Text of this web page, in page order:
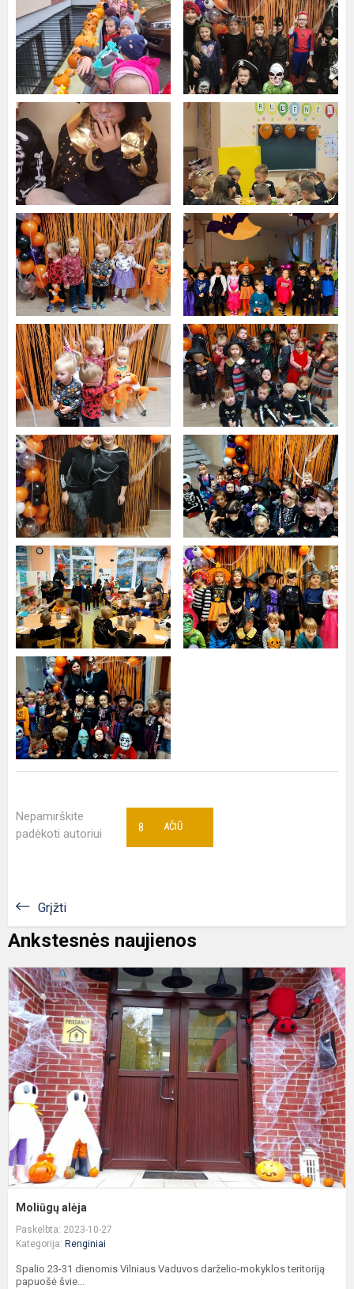
Nepamirškite
padėkoti autoriui
AČIŪ
8
Grįžti
Ankstesnės naujienos
Moliūgų alėja
Paskelbta: 2023-10-27
Kategorija: Renginiai
Spalio 23-31 dienomis Vilniaus Vaduvos darželio-mokyklos teritoriją
papuošė švie...